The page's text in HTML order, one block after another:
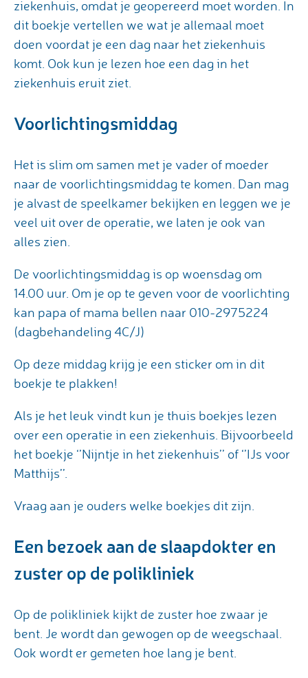
ziekenhuis, omdat je geopereerd moet worden. In
dit boekje vertellen we wat je allemaal moet
doen voordat je een dag naar het ziekenhuis
komt. Ook kun je lezen hoe een dag in het
ziekenhuis eruit ziet.
Voorlichtingsmiddag
Het is slim om samen met je vader of moeder
naar de voorlichtingsmiddag te komen. Dan mag
je alvast de speelkamer bekijken en leggen we je
veel uit over de operatie, we laten je ook van
alles zien.
De voorlichtingsmiddag is op woensdag om
14.00 uur. Om je op te geven voor de voorlichting
kan papa of mama bellen naar 010-2975224
(dagbehandeling 4C/J)
Op deze middag krijg je een sticker om in dit
boekje te plakken!
Als je het leuk vindt kun je thuis boekjes lezen
over een operatie in een ziekenhuis. Bijvoorbeeld
het boekje ‘’Nijntje in het ziekenhuis’’ of ‘’IJs voor
Matthijs’’.
Vraag aan je ouders welke boekjes dit zijn.
Een bezoek aan de slaapdokter en
zuster op de polikliniek
Op de polikliniek kijkt de zuster hoe zwaar je
bent. Je wordt dan gewogen op de weegschaal.
Ook wordt er gemeten hoe lang je bent.